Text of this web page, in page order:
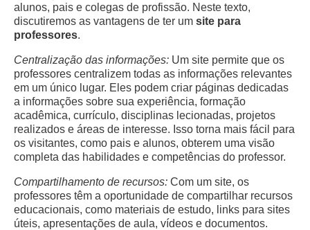
alunos, pais e colegas de profissão. Neste texto,
discutiremos as vantagens de ter um site para
professores.
Centralização das informações: Um site permite que os
professores centralizem todas as informações relevantes
em um único lugar. Eles podem criar páginas dedicadas
a informações sobre sua experiência, formação
acadêmica, currículo, disciplinas lecionadas, projetos
realizados e áreas de interesse. Isso torna mais fácil para
os visitantes, como pais e alunos, obterem uma visão
completa das habilidades e competências do professor.
Compartilhamento de recursos: Com um site, os
professores têm a oportunidade de compartilhar recursos
educacionais, como materiais de estudo, links para sites
úteis, apresentações de aula, vídeos e documentos.